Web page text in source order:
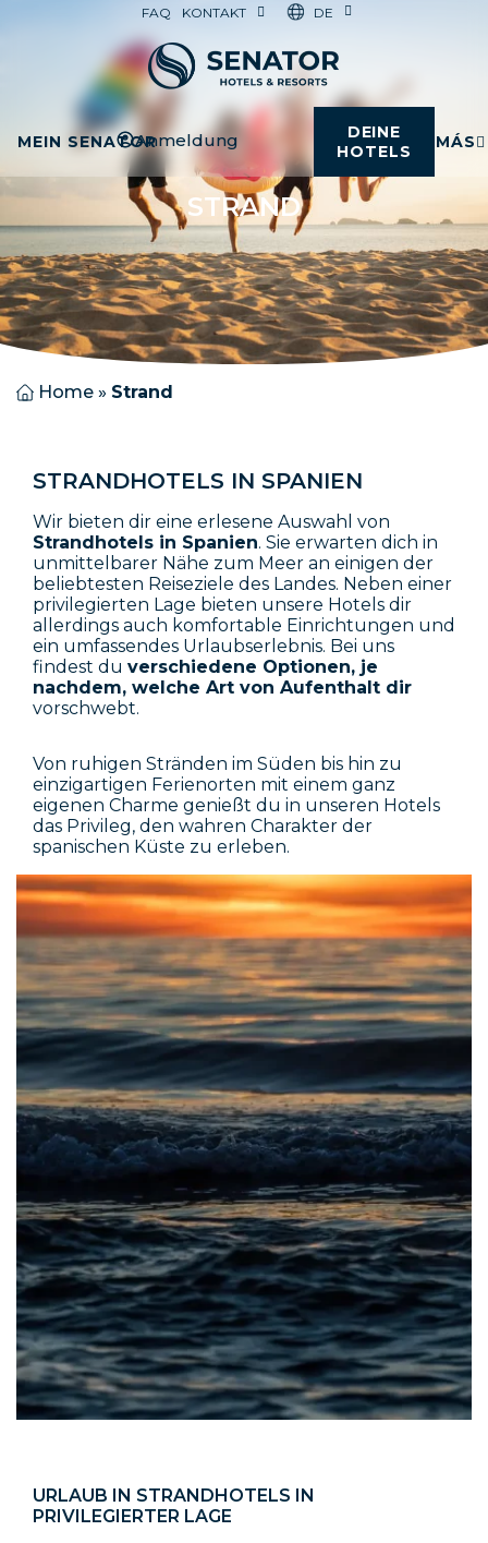
FAQ KONTAKT DE
MEIN SENATORAnmeldung
DEINE
HOTELS
MÁS
STRAND
Home » Strand
STRANDHOTELS IN SPANIEN
Wir bieten dir eine erlesene Auswahl von
Strandhotels in Spanien. Sie erwarten dich in
unmittelbarer Nähe zum Meer an einigen der
beliebtesten Reiseziele des Landes. Neben einer
privilegierten Lage bieten unsere Hotels dir
allerdings auch komfortable Einrichtungen und
ein umfassendes Urlaubserlebnis. Bei uns
findest du verschiedene Optionen, je
nachdem, welche Art von Aufenthalt dir
vorschwebt.
Von ruhigen Stränden im Süden bis hin zu
einzigartigen Ferienorten mit einem ganz
eigenen Charme genießt du in unseren Hotels
das Privileg, den wahren Charakter der
spanischen Küste zu erleben.
URLAUB IN STRANDHOTELS IN
PRIVILEGIERTER LAGE